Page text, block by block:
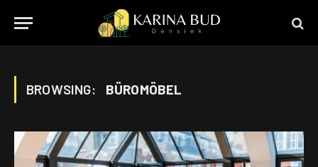
BROWSING: BÜROMÖBEL